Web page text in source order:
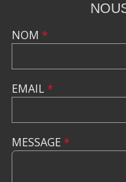
NOM *
EMAIL*
MESSAGE *